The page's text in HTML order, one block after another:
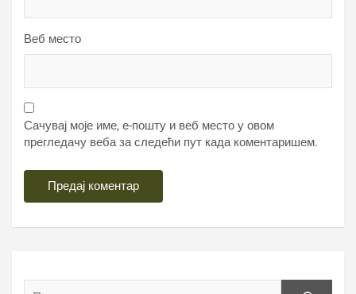
Веб место
Сачувај моје име, е-пошту и веб место у овом
прегледачу веба за следећи пут када коментаришем.